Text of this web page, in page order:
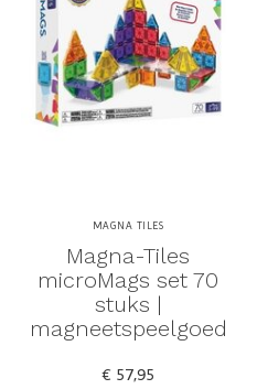
MAGNA TILES
Magna-Tiles
microMags set 70
stuks |
magneetspeelgoed
€ 57,95